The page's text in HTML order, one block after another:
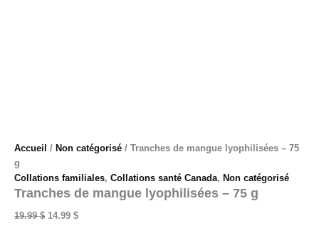
Accueil / Non catégorisé / Tranches de mangue lyophilisées – 75
g
Collations familiales, Collations santé Canada, Non catégorisé
Tranches de mangue lyophilisées – 75 g
19.99$ Le
14.99 $Le